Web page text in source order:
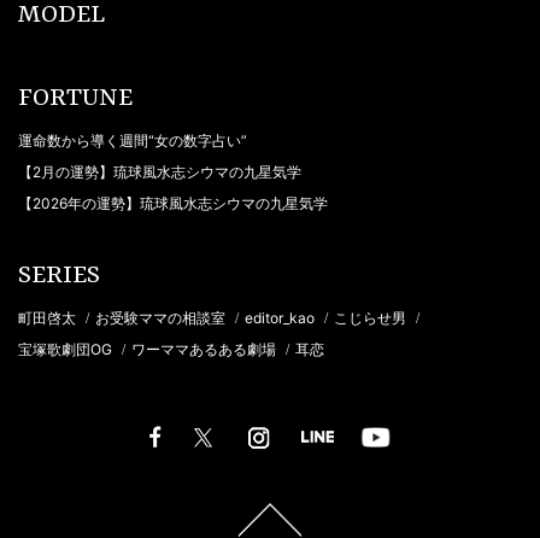
MODEL
FORTUNE
運命数から導く週間“女の数字占い”
【2月の運勢】琉球風水志シウマの九星気学
【2026年の運勢】琉球風水志シウマの九星気学
SERIES
町田啓太 / お受験ママの相談室 / editor_kao / こじらせ男 /
宝塚歌劇団OG / ワーママあるある劇場 / 耳恋